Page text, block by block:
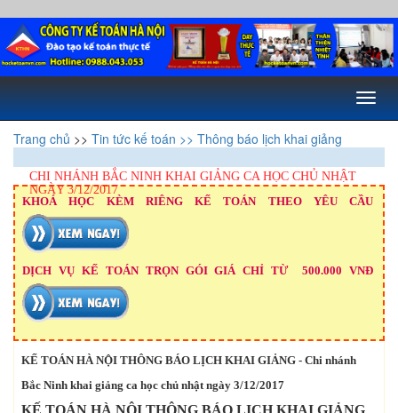
Toggle
Trang chủ >> Tin tức kế toán >> Thông báo lịch khai giảng
CHI NHÁNH BẮC NINH KHAI GIẢNG CA HỌC CHỦ NHẬT
NGÀY 3/12/2017
KHOÁ HỌC KÈM RIÊNG KẾ TOÁN THEO YÊU CẦU
DỊCH VỤ KẾ TOÁN TRỌN GÓI GIÁ CHỈ TỪ 500.000 VNĐ
KẾ TOÁN HÀ NỘI THÔNG BÁO LỊCH KHAI GIẢNG - Chi nhánh
Bắc Ninh khai giảng ca học chủ nhật ngày 3/12/2017
KẾ TOÁN HÀ NỘI THÔNG BÁO LỊCH KHAI GIẢNG